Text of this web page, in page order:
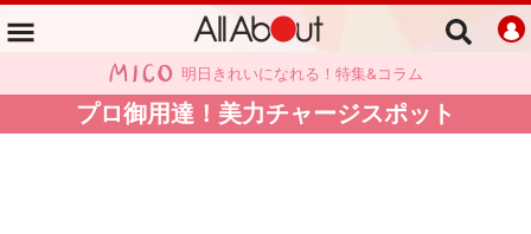
明日きれいになれる！特集&コラム
プロ御用達！美力チャージスポット